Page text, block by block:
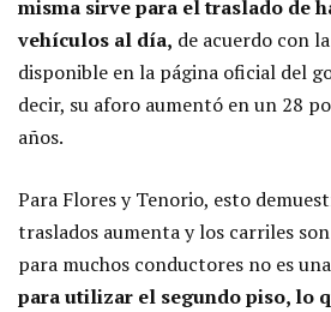
misma sirve para el traslado de
vehículos al día, de acuerdo con
disponible en la página oficial del
decir, su aforo aumentó en un 28
años.
Para Flores y Tenorio, esto
traslados aumenta y los carriles
para muchos conductores no es una
para utilizar el segundo piso, lo